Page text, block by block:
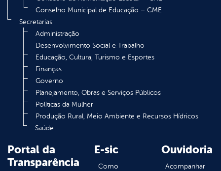
Conselho Municipal de Educação – CME
Secretarias
Administração
Desenvolvimento Social e Trabalho
Educação, Cultura, Turismo e Esportes
Finanças
Governo
Planejamento, Obras e Serviços Públicos
Políticas da Mulher
Produção Rural, Meio Ambiente e Recursos Hídricos
Saúde
Portal da
Transparência
E-sic
Como
Ouvidoria
Acompanhar